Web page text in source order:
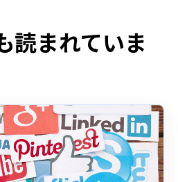
読まれていま